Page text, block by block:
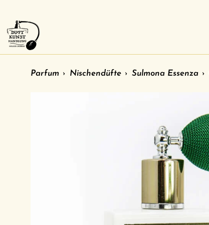
Inhalt
Parfum › Nischendüfte › Sulmona Essenza ›